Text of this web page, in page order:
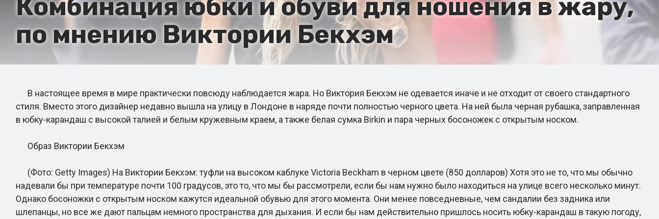
Комбинация юбки и обуви для ношения в жару,
по мнению Виктории Бекхэм
В настоящее время в мире практически повсюду наблюдается жара. Но Виктория Бекхэм не одевается иначе и не отходит от своего стандартного
стиля. Вместо этого дизайнер недавно вышла на улицу в Лондоне в наряде почти полностью черного цвета. На ней была черная рубашка, заправленная
в юбку-карандаш с высокой талией и белым кружевным краем, а также белая сумка Birkin и пара черных босоножек с открытым носком.
Образ Виктории Бекхэм
(Фото: Getty Images) На Виктории Бекхэм: туфли на высоком каблуке Victoria Beckham в черном цвете (850 долларов) Хотя это не то, что мы обычно
надевали бы при температуре почти 100 градусов, это то, что мы бы рассмотрели, если бы нам нужно было находиться на улице всего несколько минут.
Однако босоножки с открытым носком кажутся идеальной обувью для этого момента. Они менее повседневные, чем сандалии без задника или
шлепанцы, но все же дают пальцам немного пространства для дыхания. И если бы нам действительно пришлось носить юбку-карандаш в такую погоду,